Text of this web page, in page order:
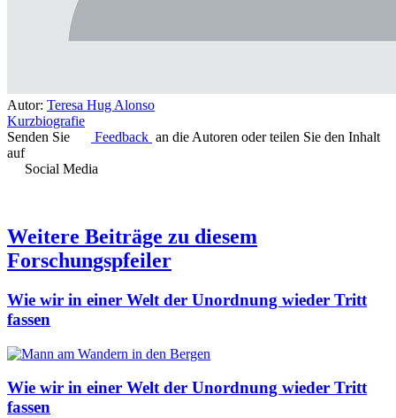
Autor: Teresa Hug Alonso
Kurzbiografie
Senden Sie
Feedback an die Autoren oder teilen Sie den Inhalt
auf
Social Media
Weitere Beiträge zu diesem
Forschungspfeiler
Wie wir in einer Welt der Unordnung wieder Tritt
fassen
Wie wir in einer Welt der Unordnung wieder Tritt
fassen